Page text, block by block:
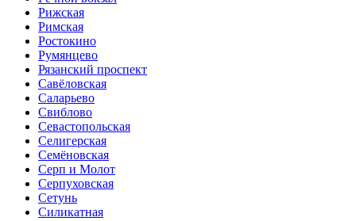
Рижская
Римская
Ростокино
Румянцево
Рязанский проспект
Савёловская
Саларьево
Свиблово
Севастопольская
Селигерская
Семёновская
Серп и Молот
Серпуховская
Сетунь
Силикатная